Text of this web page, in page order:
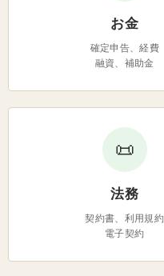
お金
確定申告、経費
融資、補助金
📜
法務
契約書、利用規約
電子契約